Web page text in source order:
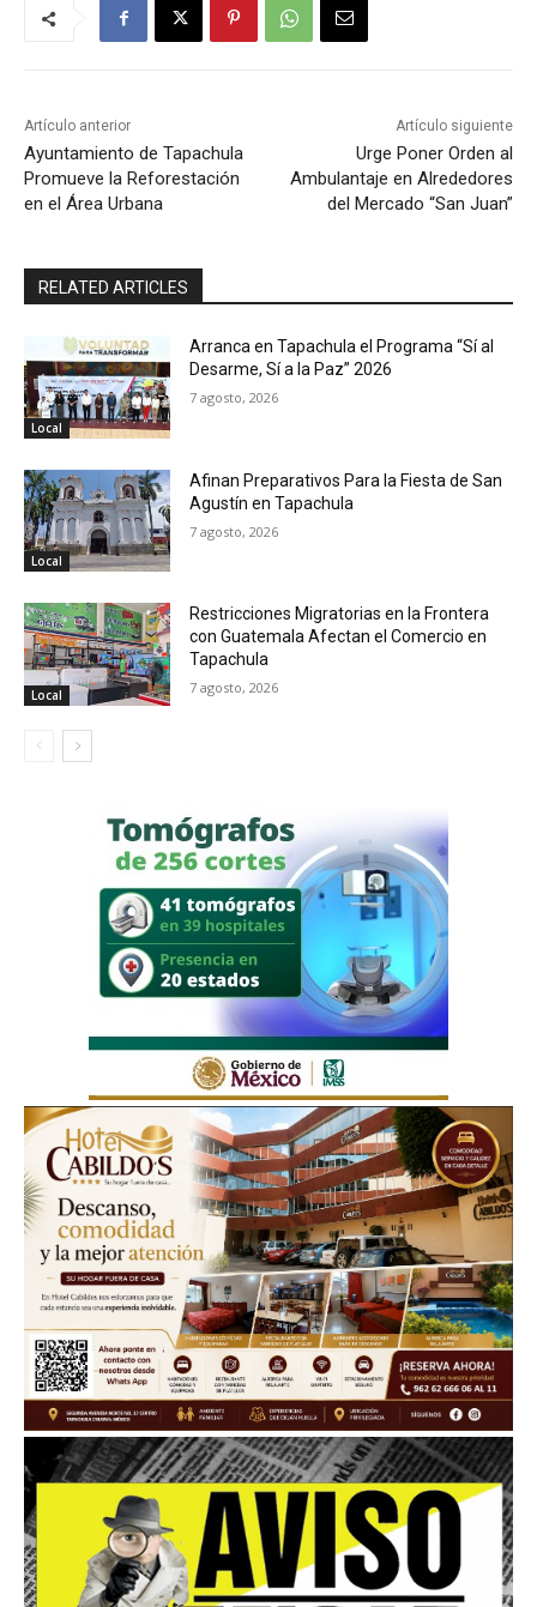
Artículo anterior
Ayuntamiento de Tapachula
Promueve la Reforestación
en el Área Urbana
Artículo siguiente
Urge Poner Orden al
Ambulantaje en Alrededores
del Mercado “San Juan”
RELATED ARTICLES
Local
Arranca en Tapachula el Programa “Sí al
Desarme, Sí a la Paz” 2026
7 agosto, 2026
Local
Afinan Preparativos Para la Fiesta de San
Agustín en Tapachula
7 agosto, 2026
Local
Restricciones Migratorias en la Frontera
con Guatemala Afectan el Comercio en
Tapachula
7 agosto, 2026